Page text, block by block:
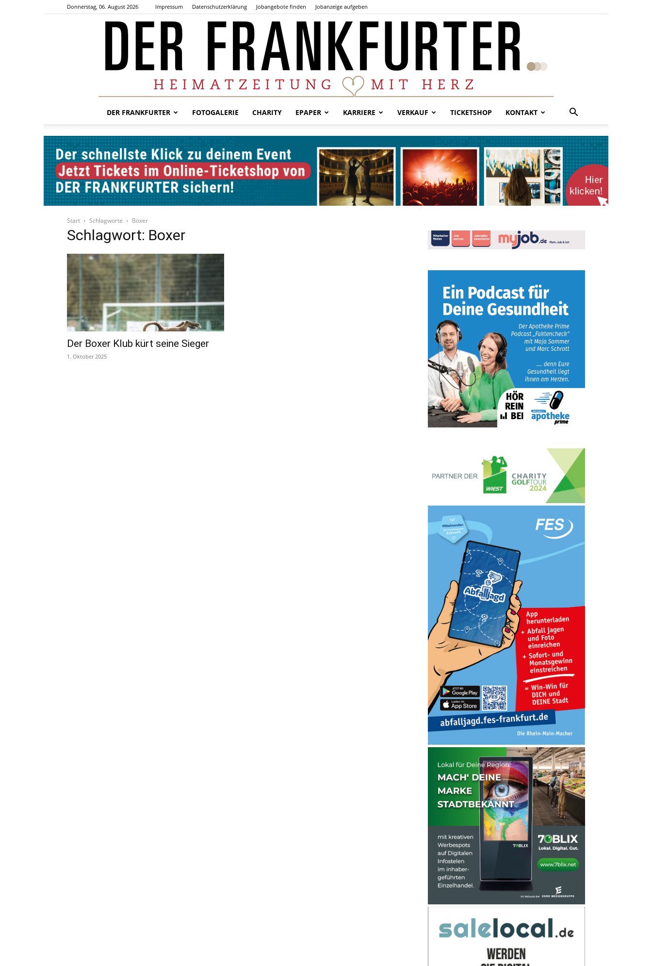
Donnerstag, 06. August 2026 Impressum Datenschutzerklärung Jobangebote finden Jobanzeige aufgeben
Frankfurter
DER FRANKFURTER FOTOGALERIE CHARITY EPAPER KARRIERE VERKAUF TICKETSHOP KONTAKT
Start Schlagworte Boxer
Schlagwort: Boxer
Der Boxer Klub kürt seine Sieger
1. Oktober 2025